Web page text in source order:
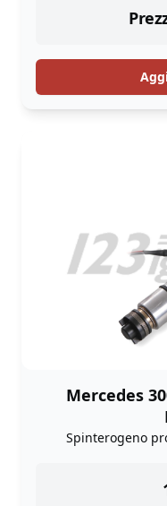
Mercedes
Spinterogeno